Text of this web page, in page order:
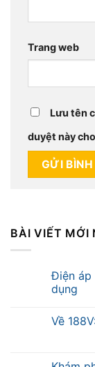
Trang web
Lưu tên
duyệt này
BÀI VIẾT MỚI
Điện áp
dụng
Về